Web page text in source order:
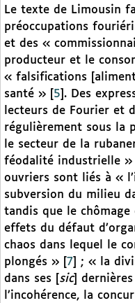
Le texte de Limousin
préoccupations
et des «
producteur et le
« falsifications
santé »
5 . Des
lecteurs de Fourier et
régulièrement sous la
le secteur de la
féodalité industrielle »
ouvriers sont liés à «
subversion du milieu
tandis que le
effets du défaut
chaos dans lequel le
plongés »
7
; « la
dans ses [ sic]
l’incohérence, la